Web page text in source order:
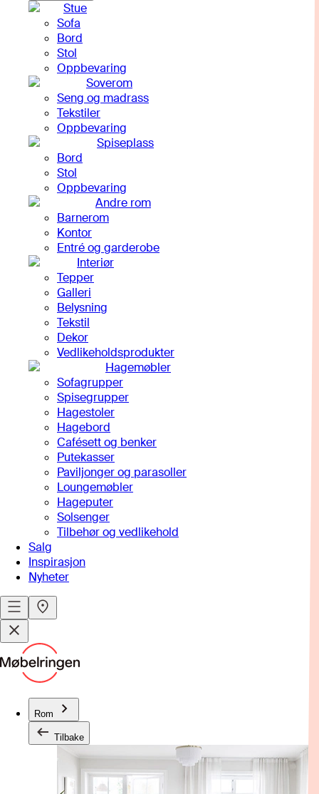
Stue
Sofa
Bord
Stol
Oppbevaring
Soverom
Seng og madrass
Tekstiler
Oppbevaring
Spiseplass
Bord
Stol
Oppbevaring
Andre rom
Barnerom
Kontor
Entré og garderobe
Interiør
Tepper
Galleri
Belysning
Tekstil
Dekor
Vedlikeholdsprodukter
Hagemøbler
Sofagrupper
Spisegrupper
Hagestoler
Hagebord
Cafésett og benker
Putekasser
Paviljonger og parasoller
Loungemøbler
Hageputer
Solsenger
Tilbehør og vedlikehold
Salg
Inspirasjon
Nyheter
Rom
Tilbake